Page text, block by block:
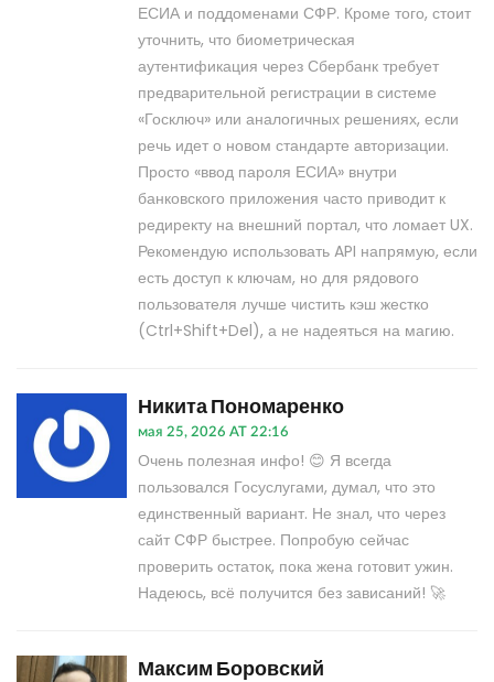
ЕСИА и поддоменами СФР. Кроме того, стоит
уточнить, что биометрическая
аутентификация через Сбербанк требует
предварительной регистрации в системе
«Госключ» или аналогичных решениях, если
речь идет о новом стандарте авторизации.
Просто «ввод пароля ЕСИА» внутри
банковского приложения часто приводит к
редиректу на внешний портал, что ломает UX.
Рекомендую использовать API напрямую, если
есть доступ к ключам, но для рядового
пользователя лучше чистить кэш жестко
(Ctrl+Shift+Del), а не надеяться на магию.
Никита Пономаренко
мая 25, 2026 AT 22:16
Очень полезная инфо! 😊 Я всегда
пользовался Госуслугами, думал, что это
единственный вариант. Не знал, что через
сайт СФР быстрее. Попробую сейчас
проверить остаток, пока жена готовит ужин.
Надеюсь, всё получится без зависаний! 🚀
Максим Боровский